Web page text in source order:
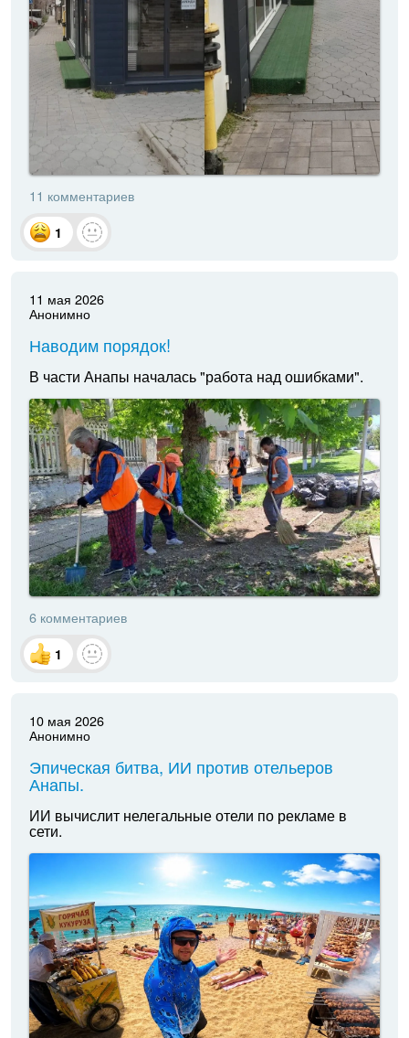
11 комментариев
1
11 мая 2026
Анонимно
Наводим порядок!
В части Анапы началась "работа над ошибками".
6 комментариев
1
10 мая 2026
Анонимно
Эпическая битва, ИИ против отельеров
Анапы.
ИИ вычислит нелегальные отели по рекламе в
сети.